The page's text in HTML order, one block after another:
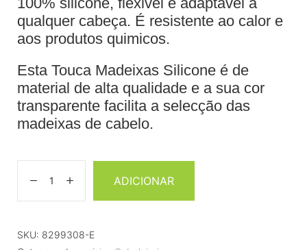
qualquer cabeça. É resistente ao calor e
aos produtos quimicos.
Esta Touca Madeixas Silicone é de
material de alta qualidade e a sua cor
transparente facilita a selecção das
madeixas de cabelo.
ADICIONAR
SKU: 8299308-E